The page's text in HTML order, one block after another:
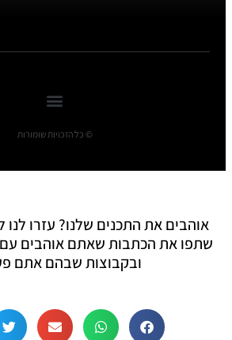
© כל הזכויות שומורות
אוהבים את התכנים שלנו? עזרו לנו
שתפו את הכתבות שאתם אוהבים
ובקבוצות שבהם אתם